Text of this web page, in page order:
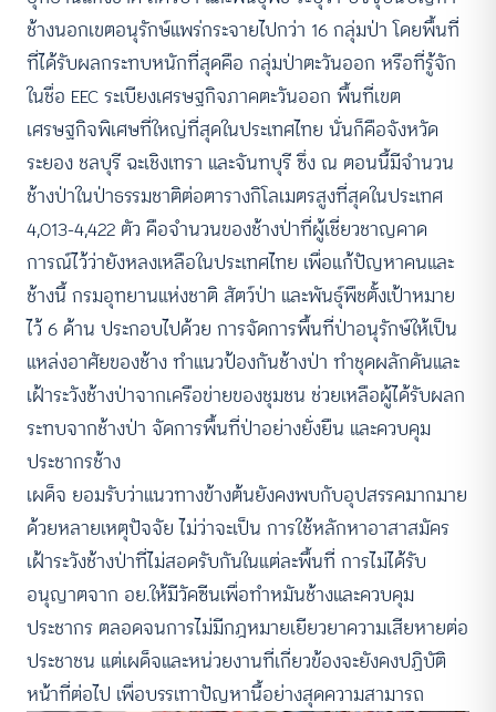
ช้างนอกเขตอนุรักษ์แพร่กระจายไปกว่า 16 กลุ่มป่า โดยพื้นที่
ที่ได้รับผลกระทบหนักที่สุดคือ กลุ่มป่าตะวันออก หรือที่รู้จัก
ในชื่อ EEC ระเบียงเศรษฐกิจภาคตะวันออก พื้นที่เขต
เศรษฐกิจพิเศษที่ใหญ่ที่สุดในประเทศไทย นั่นก็คือจังหวัด
ระยอง ชลบุรี ฉะเชิงเทรา และจันทบุรี ซึ่ง ณ ตอนนี้มีจำนวน
ช้างป่าในป่าธรรมชาติต่อตารางกิโลเมตรสูงที่สุดในประเทศ
4,013-4,422 ตัว คือจำนวนของช้างป่าที่ผู้เชี่ยวชาญคาด
การณ์ไว้ว่ายังหลงเหลือในประเทศไทย เพื่อแก้ปัญหาคนและ
ช้างนี้ กรมอุทยานแห่งชาติ สัตว์ป่า และพันธุ์พืชตั้งเป้าหมาย
ไว้ 6 ด้าน ประกอบไปด้วย การจัดการพื้นที่ป่าอนุรักษ์ให้เป็น
แหล่งอาศัยของช้าง ทำแนวป้องกันช้างป่า ทำชุดผลักดันและ
เฝ้าระวังช้างป่าจากเครือข่ายของชุมชน ช่วยเหลือผู้ได้รับผลก
ระทบจากช้างป่า จัดการพื้นที่ป่าอย่างยั่งยืน และควบคุม
ประชากรช้าง
เผด็จ ยอมรับว่าแนวทางข้างต้นยังคงพบกับอุปสรรคมากมาย
ด้วยหลายเหตุปัจจัย ไม่ว่าจะเป็น การใช้หลักหาอาสาสมัคร
เฝ้าระวังช้างป่าที่ไม่สอดรับกันในแต่ละพื้นที่ การไม่ได้รับ
อนุญาตจาก อย.ให้มีวัคซีนเพื่อทำหมันช้างและควบคุม
ประชากร ตลอดจนการไม่มีกฎหมายเยียวยาความเสียหายต่อ
ประชาชน แต่เผด็จและหน่วยงานที่เกี่ยวข้องจะยังคงปฏิบัติ
หน้าที่ต่อไป เพื่อบรรเทาปัญหานี้อย่างสุดความสามารถ